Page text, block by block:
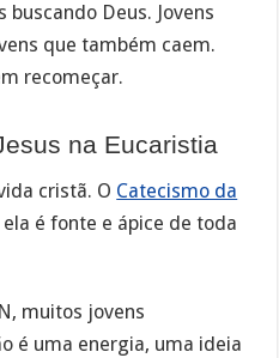
buscando Deus. Jovens
que também caem.
recomeçar.
na Eucaristia
cristã. O Catecismo da
é fonte e ápice de toda
muitos jovens
é uma energia, uma ideia